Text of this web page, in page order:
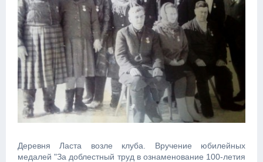
Деревня Ласта возле клуба. Вручение юбилейных
медалей "За доблестный труд в ознаменование 100-летия